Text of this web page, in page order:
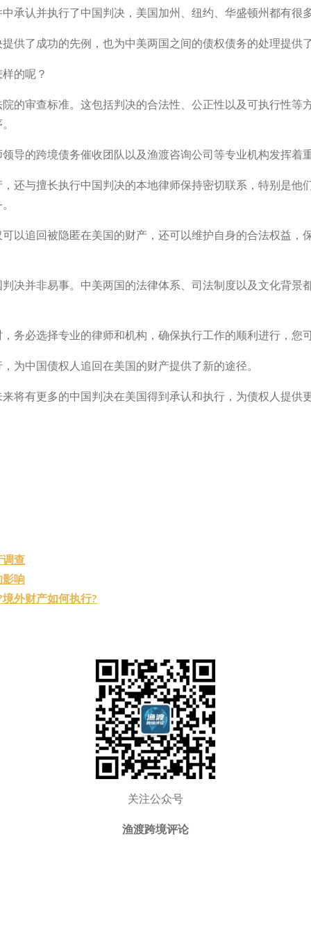
承认并执行了中国判决，美国加州、纽约、华盛顿州都有很
供了成功的先例，也为中美两国之间的债权债务的处理提供
的呢？
的审查标准。这包括判决的合法性、公正性以及可执行性等
导的跨境债务催收团队以及渔渡咨询公司等专业机构发挥着
还与擅长执行中国判决的本地律师保持密切联系，特别是他
以追回被隐匿在美国的财产，还可以维护自身的合法权益，
决并非易事。中美两国的法律体系、司法制度以及文化背景
务必选择专业的律师和机构，确保执行工作的顺利进行，您
为中国债权人追回在美国的财产提供了新的途径。
将有更多的中国判决在美国得到承认和执行，为债权人提供
调查
影响
外财产如何执行?
关注公众号
渔渡跨境评论